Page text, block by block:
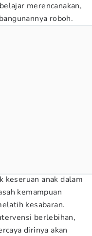
merencanakan,
roboh.
keseruan anak dalam
kemampuan
kesabaran.
berlebihan,
dirinya akan